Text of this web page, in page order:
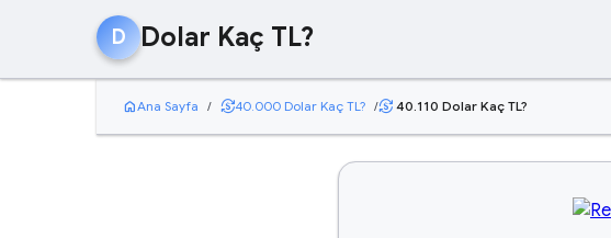
D Dolar Kaç TL?
homeAna Sayfa / currency_exchange40.000 Dolar Kaç TL? /currency_exchange 40.110 Dolar Kaç TL?